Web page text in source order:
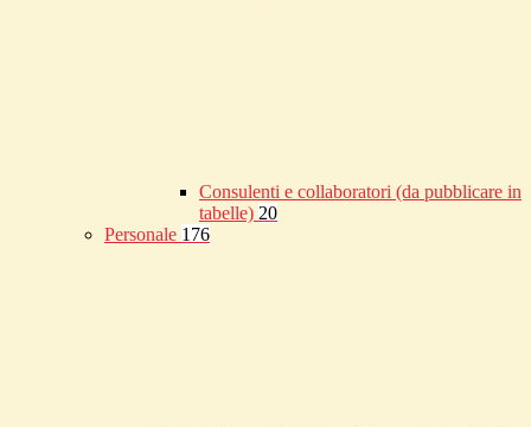
Consulenti e collaboratori (da pubblicare in
tabelle) 20
Personale 176